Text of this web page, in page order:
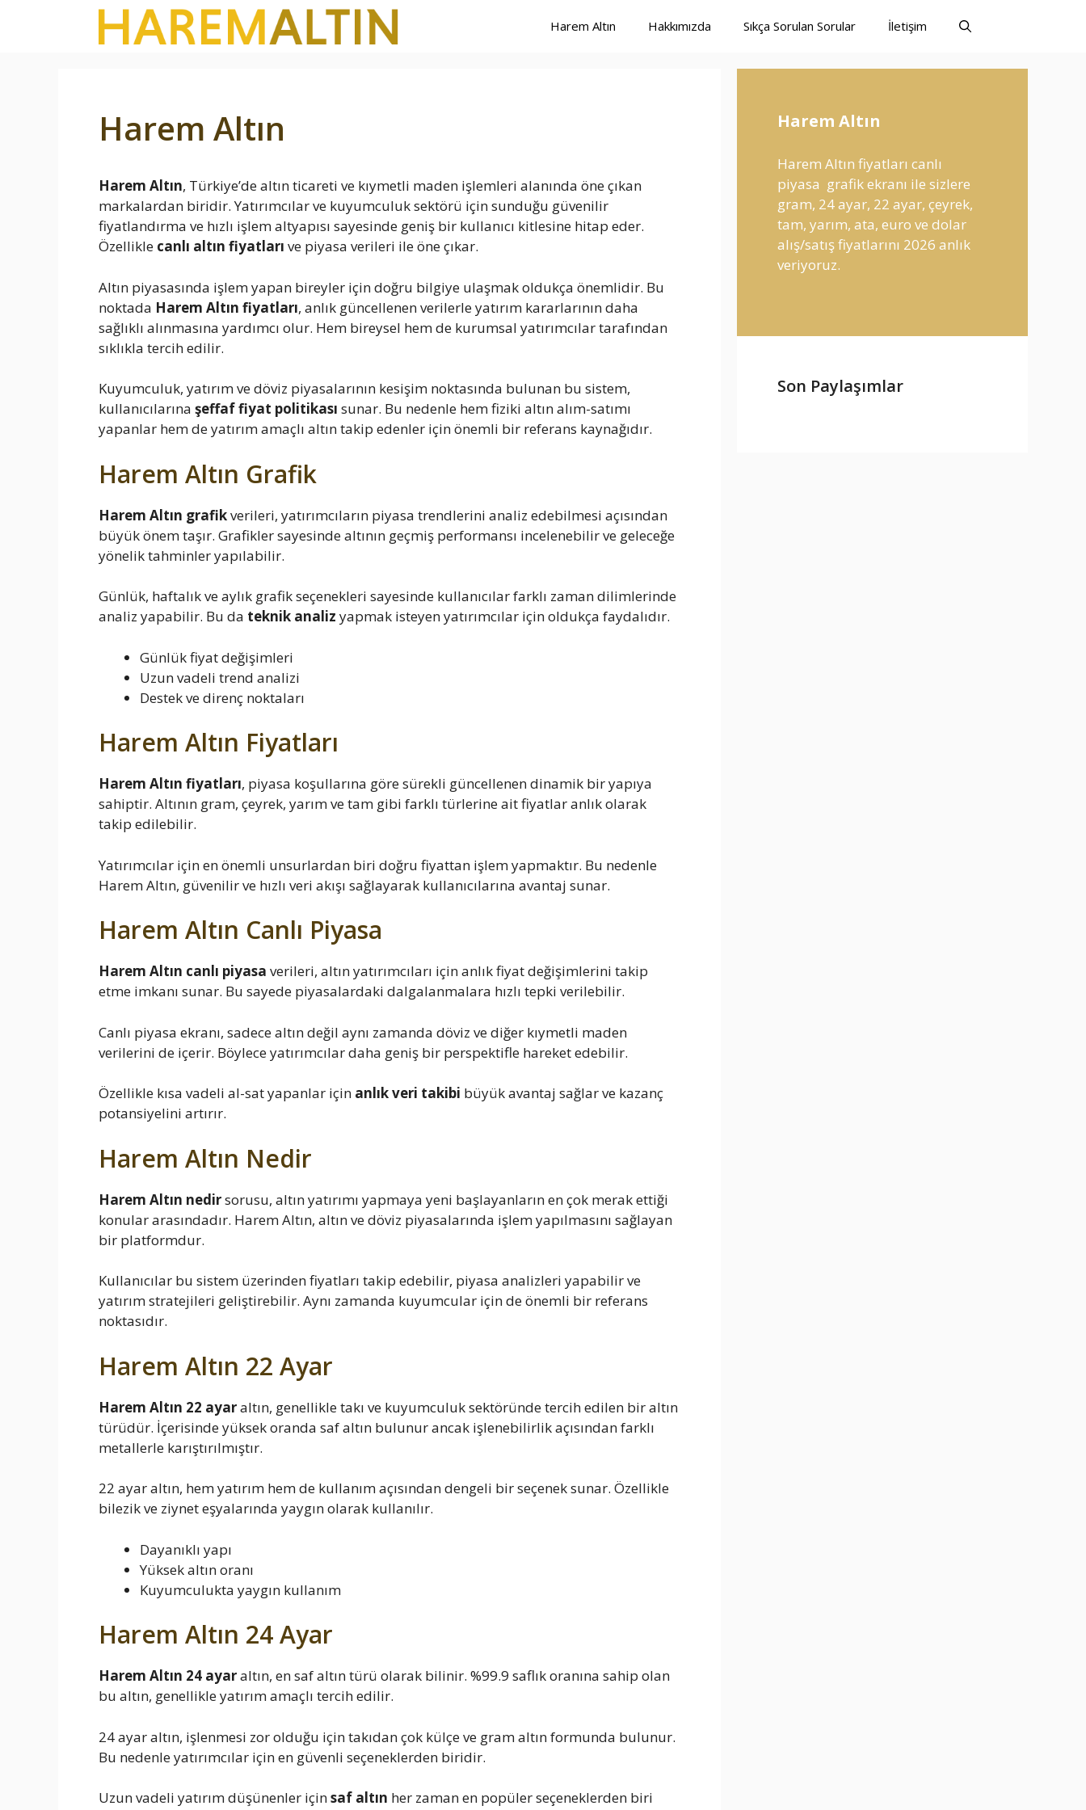
Harem Altın Hakkımızda Sıkça Sorulan Sorular İletişim
Harem Altın
Harem Altın, Türkiye’de altın ticareti ve kıymetli maden işlemleri alanında öne çıkan
markalardan biridir. Yatırımcılar ve kuyumculuk sektörü için sunduğu güvenilir
fiyatlandırma ve hızlı işlem altyapısı sayesinde geniş bir kullanıcı kitlesine hitap eder.
Özellikle canlı altın fiyatları ve piyasa verileri ile öne çıkar.
Altın piyasasında işlem yapan bireyler için doğru bilgiye ulaşmak oldukça önemlidir. Bu
noktada Harem Altın fiyatları, anlık güncellenen verilerle yatırım kararlarının daha
sağlıklı alınmasına yardımcı olur. Hem bireysel hem de kurumsal yatırımcılar tarafından
sıklıkla tercih edilir.
Kuyumculuk, yatırım ve döviz piyasalarının kesişim noktasında bulunan bu sistem,
kullanıcılarına şeffaf fiyat politikası sunar. Bu nedenle hem fiziki altın alım-satımı
yapanlar hem de yatırım amaçlı altın takip edenler için önemli bir referans kaynağıdır.
Harem Altın Grafik
Harem Altın grafikverileri, yatırımcıların piyasa trendlerini analiz edebilmesi açısından
büyük önem taşır. Grafikler sayesinde altının geçmiş performansı incelenebilir ve geleceğe
yönelik tahminler yapılabilir.
Günlük, haftalık ve aylık grafik seçenekleri sayesinde kullanıcılar farklı zaman dilimlerinde
analiz yapabilir. Bu da teknik analiz yapmak isteyen yatırımcılar için oldukça faydalıdır.
Günlük fiyat değişimleri
Uzun vadeli trend analizi
Destek ve direnç noktaları
Harem Altın Fiyatları
Harem Altın fiyatları, piyasa koşullarına göre sürekli güncellenen dinamik bir yapıya
sahiptir. Altının gram, çeyrek, yarım ve tam gibi farklı türlerine ait fiyatlar anlık olarak
takip edilebilir.
Yatırımcılar için en önemli unsurlardan biri doğru fiyattan işlem yapmaktır. Bu nedenle
Harem Altın, güvenilir ve hızlı veri akışı sağlayarak kullanıcılarına avantaj sunar.
Harem Altın Canlı Piyasa
Harem Altın canlı piyasa verileri, altın yatırımcıları için anlık fiyat değişimlerini takip
etme imkanı sunar. Bu sayede piyasalardaki dalgalanmalara hızlı tepki verilebilir.
Canlı piyasa ekranı, sadece altın değil aynı zamanda döviz ve diğer kıymetli maden
verilerini de içerir. Böylece yatırımcılar daha geniş bir perspektifle hareket edebilir.
Özellikle kısa vadeli al-sat yapanlar için anlık veri takibi büyük avantaj sağlar ve kazanç
potansiyelini artırır.
Harem Altın Nedir
Harem Altın nedirsorusu, altın yatırımı yapmaya yeni başlayanların en çok merak ettiği
konular arasındadır. Harem Altın, altın ve döviz piyasalarında işlem yapılmasını sağlayan
bir platformdur.
Kullanıcılar bu sistem üzerinden fiyatları takip edebilir, piyasa analizleri yapabilir ve
yatırım stratejileri geliştirebilir. Aynı zamanda kuyumcular için de önemli bir referans
noktasıdır.
Harem Altın 22 Ayar
Harem Altın 22 ayaraltın, genellikle takı ve kuyumculuk sektöründe tercih edilen bir altın
türüdür. İçerisinde yüksek oranda saf altın bulunur ancak işlenebilirlik açısından farklı
metallerle karıştırılmıştır.
22 ayar altın, hem yatırım hem de kullanım açısından dengeli bir seçenek sunar. Özellikle
bilezik ve ziynet eşyalarında yaygın olarak kullanılır.
Dayanıklı yapı
Yüksek altın oranı
Kuyumculukta yaygın kullanım
Harem Altın 24 Ayar
Harem Altın 24 ayaraltın, en saf altın türü olarak bilinir. %99.9 saflık oranına sahip olan
bu altın, genellikle yatırım amaçlı tercih edilir.
24 ayar altın, işlenmesi zor olduğu için takıdan çok külçe ve gram altın formunda bulunur.
Bu nedenle yatırımcılar için en güvenli seçeneklerden biridir.
Uzun vadeli yatırım düşünenler içinsaf altın her zaman en popüler seçeneklerden biri
Harem Altın
Harem Altın fiyatları canlı
piyasa grafik ekranı ile sizlere
gram, 24 ayar, 22 ayar, çeyrek,
tam, yarım, ata, euro ve dolar
alış/satış fiyatlarını 2026 anlık
veriyoruz.
Son Paylaşımlar